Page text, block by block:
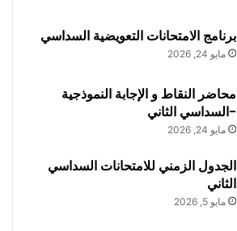
برنامج الامتحانات التعويضية السداسي
مايو 24, 2026
محاضر النقاط و الإجابة النموذجية
-السداسي الثاني
مايو 24, 2026
الجدول الزمني للامتحانات السداسي
الثاني
مايو 5, 2026